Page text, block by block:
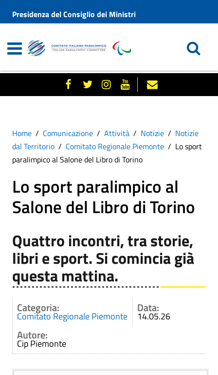
Presidenza del Consiglio dei Ministri
Home Comunicazione Attività Notizie
Notizie
dal Territorio
Comitato Regionale Piemonte
Lo sport
paralimpico al Salone del Libro di Torino
Lo sport paralimpico al
Salone del Libro di Torino
Quattro incontri, tra storie,
libri e sport. Si comincia già
questa mattina.
Categoria:
Comitato Regionale Piemonte
Data:
14.05.26
Autore:
Cip Piemonte